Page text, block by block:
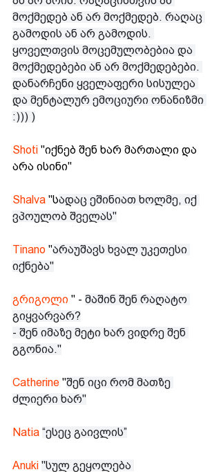
მოქმედებ ან არ მოქმედებ. რაღაც
გამოდის ან არ გამოდის.
ყოველთვის მოცემულობებია და
მოქმედებები ან არ მოქმედებები.
დანარჩენი ყველაფერი სისულეა
და მენტალურ ემოციური ონანიზმი
:))) )
Shoti "იქნებ შენ ხარ მართალი და
არა ისინი"
Shalva "სადაც ეშინიათ ხოლმე, იქ
ვპოულობ შველას"
Tinano "არაუშავს ხვალ უკეთესი
იქნება"
გრიგოლი " - მაშინ შენ რაღატო
გიყვარვარ?
- შენ იმაზე მეტი ხარ ვიდრე შენ
გგონია."
Catherine "შენ იცი რომ მათზე
ძლიერი ხარ"
Natia “ესეც გაივლის”
Anuki "სულ გეყოლება